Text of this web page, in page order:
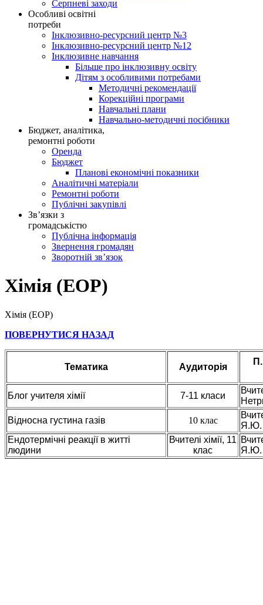
Серпневі заходи
Особливі освітні
потреби
Інклюзивно-ресурсний центр №3
Інклюзивно-ресурсний центр №12
Інклюзивне навчання
Більше про інклюзивну освіту
Дітям з особливими потребами
Методичні рекомендації
Корекційні програми
Навчальні плани
Навчально-методичні посібники
Бюджет, аналітика,
ремонтні роботи
Оренда
Бюджет
Планові економічні показники
Аналітичні матеріали
Ремонтні роботи
Публічні закупівлі
Зв’язки з
громадськістю
Публічна інформація
Звернення громадян
Зворотній зв’язок
Хімія (ЕОР)
Хімія (ЕОР)
ПОВЕРНУТИСЯ НАЗАД
Тематика Аудиторія
Блог учителя хімії 7-11 класи
Відносна густина газів
10 клас
Я.Ю.
Ендотермічні реакції в житті
людини
Вчителі хімії, 11
клас
Я.Ю.